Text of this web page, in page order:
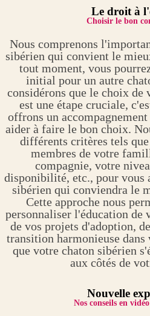
Le droit à
Choisir le bon
Nous comprenons
sibérien qui convient le
tout moment, vous
initial pour un autre
considérons que le choix de
est une étape cruciale,
offrons un
aider à faire le bon choix.
différents critères tels
membres de votre
compagnie, votre
disponibilité, etc., pour vous
sibérien qui conviendra le
Cette approche nous
personnaliser l'éducation de
de vos projets d'adoption,
transition harmonieuse
que votre chaton sibérien
aux côtés de
Nouvelle
Nos conseils en